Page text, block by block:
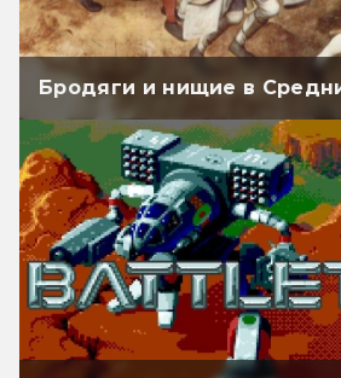
Бродяги и нищие в